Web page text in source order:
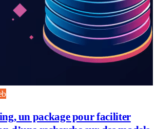
un package pour faciliter